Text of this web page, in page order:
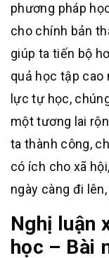
phương pháp
cho chính bản
giúp ta tiến bộ
quả học tập cao
lực tự học,
một tương lai
ta thành công,
có ích cho xã
ngày càng đi
Nghị luận
học – Bài